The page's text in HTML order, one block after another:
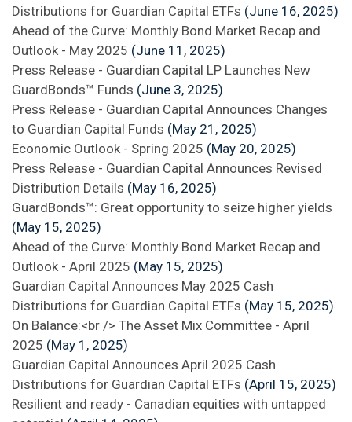
Distributions for Guardian Capital ETFs (June 16, 2025)
Ahead of the Curve: Monthly Bond Market Recap and
Outlook - May 2025 (June 11, 2025)
Press Release - Guardian Capital LP Launches New
GuardBonds™ Funds (June 3, 2025)
Press Release - Guardian Capital Announces Changes
to Guardian Capital Funds (May 21, 2025)
Economic Outlook - Spring 2025 (May 20, 2025)
Press Release - Guardian Capital Announces Revised
Distribution Details (May 16, 2025)
GuardBonds™: Great opportunity to seize higher yields
(May 15, 2025)
Ahead of the Curve: Monthly Bond Market Recap and
Outlook - April 2025 (May 15, 2025)
Guardian Capital Announces May 2025 Cash
Distributions for Guardian Capital ETFs (May 15, 2025)
On Balance:<br /> The Asset Mix Committee - April
2025 (May 1, 2025)
Guardian Capital Announces April 2025 Cash
Distributions for Guardian Capital ETFs (April 15, 2025)
Resilient and ready - Canadian equities with untapped